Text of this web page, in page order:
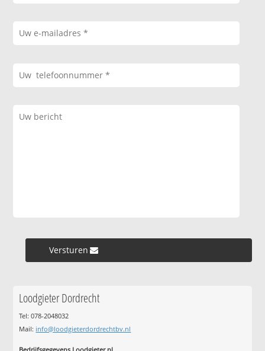
Versturen »
Loodgieter Dordrecht
Tel: 078-2048032
Mail: info@loodgieterdordrechtbv.nl